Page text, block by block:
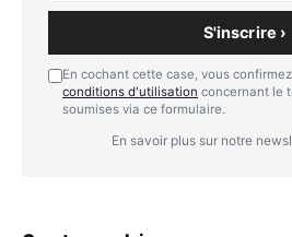
S'inscrire ›
En cochant cette case, vous
conditions d'utilisation concernant le
soumises via ce formulaire.
En savoir plus sur notre